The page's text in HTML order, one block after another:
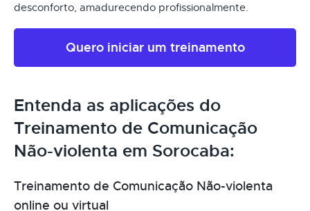
desconforto, amadurecendo profissionalmente.
Quero iniciar um treinamento
Entenda as aplicações do
Treinamento de Comunicação
Não-violenta em Sorocaba:
Treinamento de Comunicação Não-violenta
online ou virtual